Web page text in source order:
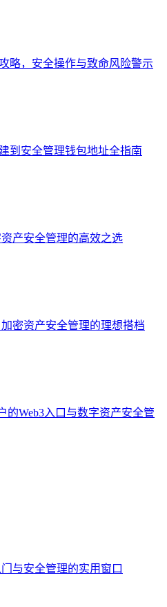
略，安全操作与致命风险警示
到安全管理钱包地址全指南
产安全管理的高效之选
密资产安全管理的理想搭档
的Web3入口与数字资产安全管
与安全管理的实用窗口